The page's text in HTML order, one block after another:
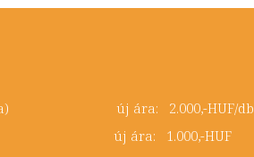
új ára: 2.000,-HUF/db
Pest új ára: 1.000,-HUF